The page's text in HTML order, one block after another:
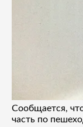
Сообщается,
часть по